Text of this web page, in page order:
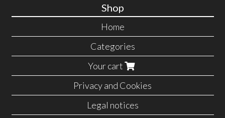
Shop
Home
Categories
Your cart
Privacy and Cookies
Legal notices